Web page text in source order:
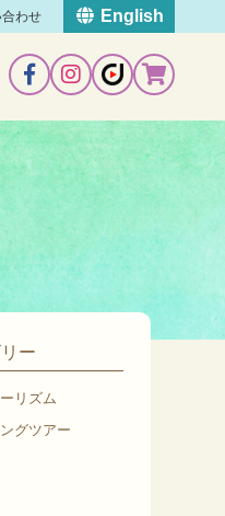
English
わせ
ー
リズム
グツアー